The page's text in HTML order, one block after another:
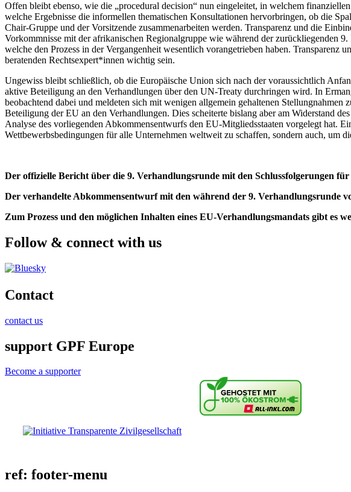
Offen bleibt ebenso, wie die „procedural decision“ nun eingeleitet, in welchem
welche Ergebnisse die informellen thematischen Konsultationen hervorbringen, ob die
Chair-Gruppe und der Vorsitzende zusammenarbeiten werden. Transparenz und die
Vorkommnisse mit der afrikanischen Regionalgruppe wie während der zurückliegenden
welche den Prozess in der Vergangenheit wesentlich vorangetrieben haben.
beratenden Rechtsexpert*innen wichtig sein.
Ungewiss bleibt schließlich, ob die Europäische Union sich nach der voraussichtlich
aktive Beteiligung an den Verhandlungen über den UN-Treaty durchringen wird. In
beobachtend dabei und meldeten sich mit wenigen allgemein gehaltenen
Beteiligung der EU an den Verhandlungen. Dies scheiterte bislang aber am Widerstand
Analyse des vorliegenden Abkommensentwurfs den EU-Mitgliedsstaaten vorgelegt hat.
Wettbewerbsbedingungen für alle Unternehmen weltweit zu schaffen, sondern auch, um
Der offizielle Bericht über die 9. Verhandlungsrunde mit den Schlussfolgerungen für
Der verhandelte Abkommensentwurf mit den während der 9. Verhandlungsrunde
Zum Prozess und den möglichen Inhalten eines EU-Verhandlungsmandats gibt es
Follow & connect with us
Contact
contact us
support GPF Europe
Become a supporter
ref: footer-menu